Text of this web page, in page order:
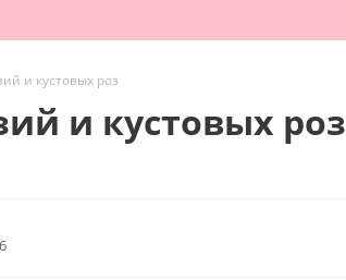
и кустовых роз
и кустовых роз